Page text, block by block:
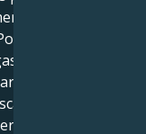
dé lugar a
el contrario, tu
la armonía y te
tu
de elogios
de un